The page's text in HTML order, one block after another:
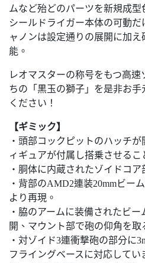
ムなど殆どのパーツを新規成型
シールドライガー本体の可動
ャノンは設定通りの展開に加
能。
レオマスターの称号をもつ高
ちの「黒玉の獅子」を是非お
ください！
【ギミック】
・頭部コックピットのハッチ
ィギュアが付属し搭乗させるこ
・胴体に内蔵されたゾイドコ
・背部のAMD2連装20mmビー
より再現。
・脇のアームに装備されたビ
開、マウント部で砲の仰角を取
・対ゾイド3連衝撃砲の部分に
フライングベースに対応して